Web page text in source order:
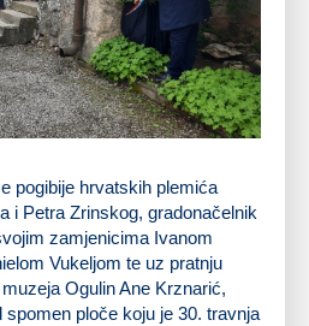
pogibije hrvatskih plemića
i Petra Zrinskog, gradonačelnik
zamjenicima Ivanom
Vukeljom te uz pratnju
Ogulin Ane Krznarić,
ploče koju je 30. travnja